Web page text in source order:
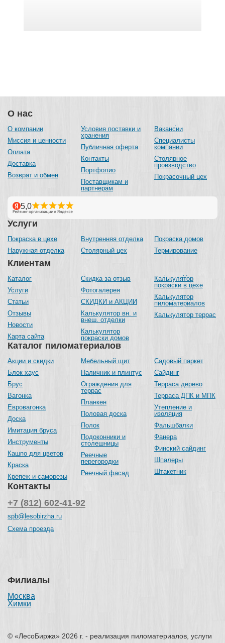
О нас
О компании
Миссия и ценности
Оплата
Доставка
Возврат и обмен
Условия поставки и
хранения
Публичная оферта
Контакты
Портфолио
Поставщикам и
партнерам
Вакансии
Специалисты
компании
Столярное
производство
Покрасочный цех
Каталог пиломатериалов
Акции и скидки
Блок хаус
Брус
Вагонка
Евровагонка
Доска
Имитация бруса
Инструменты
Кашпо для цветов
Краска
Крепеж и саморезы
Мебельный щит
Наличник и плинтус
Ограждения для
террас
Планкен
Половая доска
Полок
Подоконники и
столешницы
Реечные
перегородки
Реечный фасад
Садовый паркет
Сайдинг
Терраса дерево
Терраса ДПК и МПК
Утепление и
изоляция
Фальшбалки
Фанера
Финский сайдинг
Шпалеры
Штакетник
Услуги
Покраска в цехе
Наружная отделка
Внутренняя отделка
Столярный цех
Покраска домов
Термирование
Клиентам
Каталог
Услуги
Статьи
Отзывы
Новости
Карта сайта
Скидка за отзыв
Фотогалерея
СКИДКИ и АКЦИИ
Калькулятор вн. и
внеш. отделки
Калькулятор
покраски домов
Калькулятор
покраски в цехе
Калькулятор
пиломатериалов
Калькулятор террас
Контакты
+7 (812) 602-41-92
spb@lesobirzha.ru
Схема проезда
Филиалы
Москва
Химки
© «ЛесоБиржа» 2026 г. - реализация пиломатериалов, услуги